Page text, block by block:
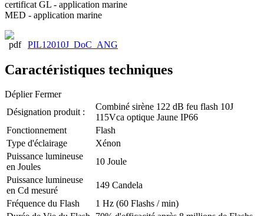
certificat GL - application marine
MED - application marine
PIL12010J_DoC_ANG
Caractéristiques techniques
Déplier Fermer
Désignation produit :
Combiné sirène 122 dB feu flash 10J
115Vca optique Jaune IP66
Fonctionnement
Flash
Type d'éclairage
Xénon
Puissance lumineuse
en Joules
10 Joule
Puissance lumineuse
en Cd mesuré
149 Candela
Fréquence du Flash
1 Hz (60 Flashs / min)